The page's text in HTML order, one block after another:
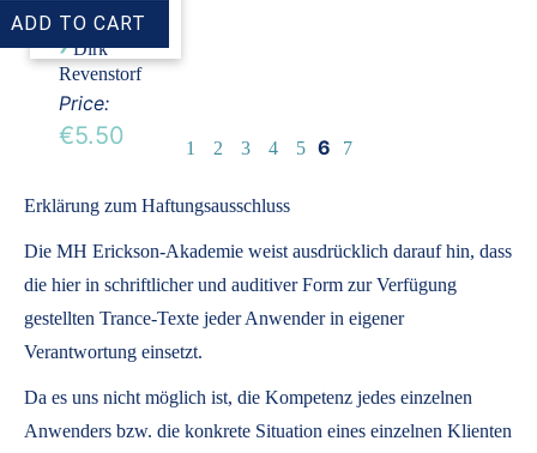
Transkript)
› Dirk
Revenstorf
Price:
€5.50 1 2 3 4 5 6 7
Erklärung zum Haftungsausschluss
Die MH Erickson-Akademie weist ausdrücklich darauf hin, dass
die hier in schriftlicher und auditiver Form zur Verfügung
gestellten Trance-Texte jeder Anwender in eigener
Verantwortung einsetzt.
Da es uns nicht möglich ist, die Kompetenz jedes einzelnen
Anwenders bzw. die konkrete Situation eines einzelnen Klienten